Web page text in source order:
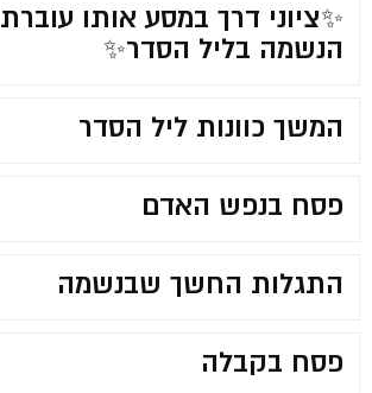
✨ציוני דרך במסע אותו עוברת
הנשמה בליל הסדר✨
המשך כוונות ליל הסדר
פסח בנפש האדם
התגלות החשך שבנשמה
פסח בקבלה